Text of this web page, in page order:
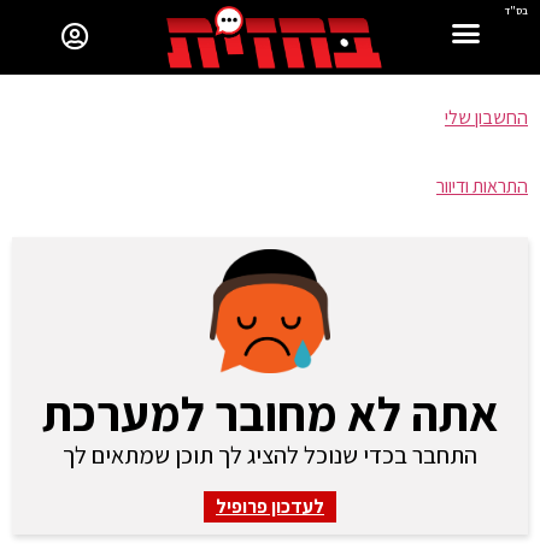
בס"ד
החשבון שלי
התראות ודיוור
אתה לא מחובר למערכת
התחבר בכדי שנוכל להציג לך תוכן שמתאים לך
לעדכון פרופיל